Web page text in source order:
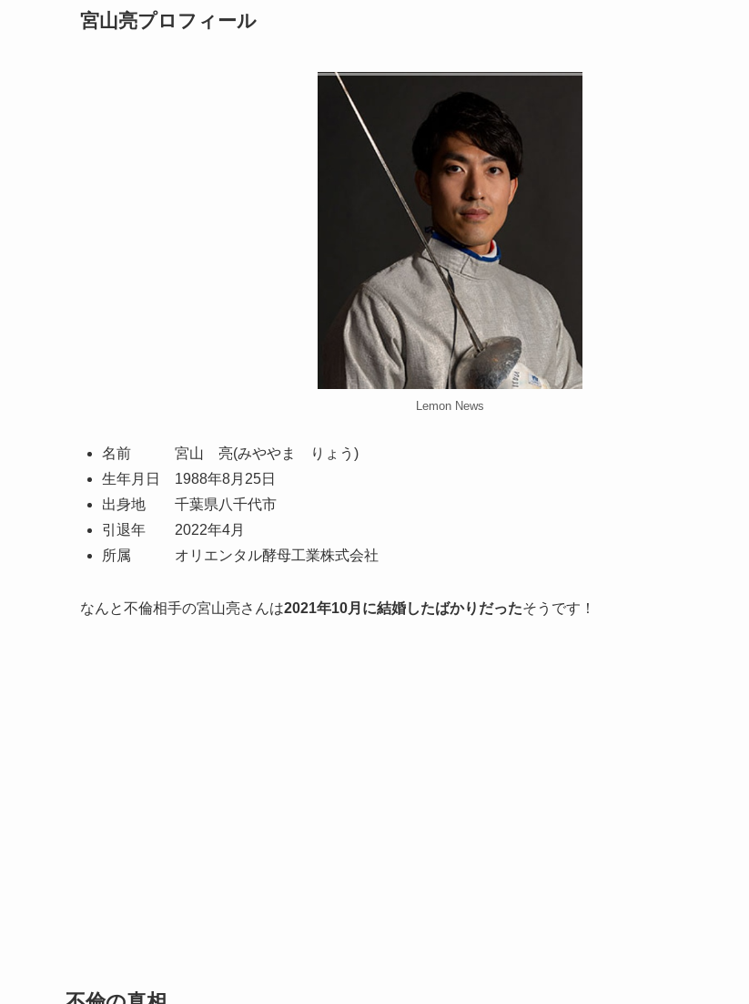
宮山亮プロフィール
Lemon News
名前 宮山 亮(みややま りょう)
生年月日 1988年8月25日
出身地 千葉県八千代市
引退年 2022年4月
所属 オリエンタル酵母工業株式会社
なんと不倫相手の宮山亮さんは2021年10月に結婚したばかりだったそうです！